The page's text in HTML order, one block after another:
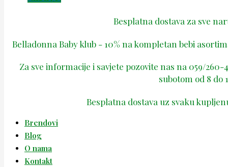
Besplatna dostava za sve
Belladonna Baby klub - 10% na kompletan bebi
Za sve informacije i savjete pozovite nas na 059/
subotom od 8 do
Besplatna dostava uz svaku
Brendovi
Blog
O nama
Kontakt